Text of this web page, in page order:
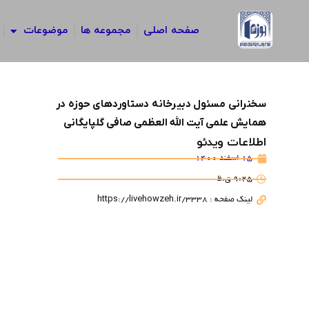
صفحه اصلی مجموعه ها موضوعات
سخنرانی مسئول دبیرخانه دستاوردهای حوزه در
همایش علمی آیت الله العظمی صافی گلپایگانی
اطلاعات ویدئو
15 اسفند 1400
9:25 ق.ظ
لینک صفحه : https://livehowzeh.ir/3338